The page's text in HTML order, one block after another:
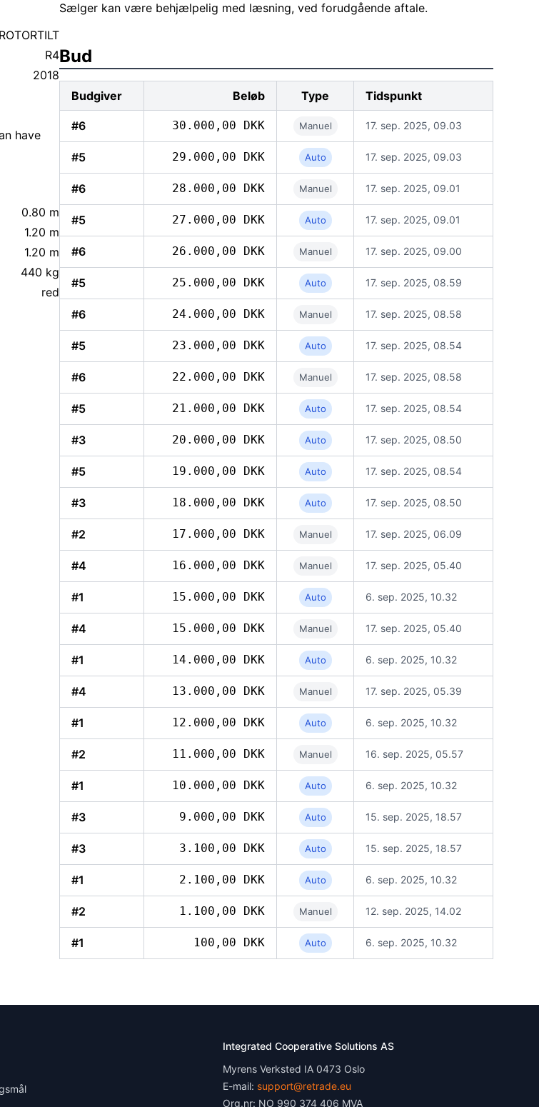
ROTORTILT
R4
2018
have
0.80 m
1.20 m
1.20 m
440 kg
red
Sælger kan være behjælpelig med læsning, ved forudgående aftale.
Bud
Budgiver Beløb Type Tidspunkt
#6 30.000,00 DKK Manuel 17. sep. 2025, 09.03
#5 29.000,00 DKK Auto 17. sep. 2025, 09.03
#6 28.000,00 DKK Manuel 17. sep. 2025, 09.01
#5 27.000,00 DKK Auto 17. sep. 2025, 09.01
#6 26.000,00 DKK Manuel 17. sep. 2025, 09.00
#5 25.000,00 DKK Auto 17. sep. 2025, 08.59
#6 24.000,00 DKK Manuel 17. sep. 2025, 08.58
#5 23.000,00 DKK Auto 17. sep. 2025, 08.54
#6 22.000,00 DKK Manuel 17. sep. 2025, 08.58
#5 21.000,00 DKK Auto 17. sep. 2025, 08.54
#3 20.000,00 DKK Auto 17. sep. 2025, 08.50
#5 19.000,00 DKK Auto 17. sep. 2025, 08.54
#3 18.000,00 DKK Auto 17. sep. 2025, 08.50
#2 17.000,00 DKK Manuel 17. sep. 2025, 06.09
#4 16.000,00 DKK Manuel 17. sep. 2025, 05.40
#1 15.000,00 DKK Auto 6. sep. 2025, 10.32
#4 15.000,00 DKK Manuel 17. sep. 2025, 05.40
#1 14.000,00 DKK Auto 6. sep. 2025, 10.32
#4 13.000,00 DKK Manuel 17. sep. 2025, 05.39
#1 12.000,00 DKK Auto 6. sep. 2025, 10.32
#2 11.000,00 DKK Manuel 16. sep. 2025, 05.57
#1 10.000,00 DKK Auto 6. sep. 2025, 10.32
#3 9.000,00 DKK Auto 15. sep. 2025, 18.57
#3 3.100,00 DKK Auto 15. sep. 2025, 18.57
#1 2.100,00 DKK Auto 6. sep. 2025, 10.32
#2 1.100,00 DKK Manuel 12. sep. 2025, 14.02
#1 100,00 DKK Auto 6. sep. 2025, 10.32
Integrated Cooperative Solutions AS
Myrens Verksted IA 0473 Oslo
E-mail: support@retrade.eu
Org.nr: NO 990 374 406 MVA